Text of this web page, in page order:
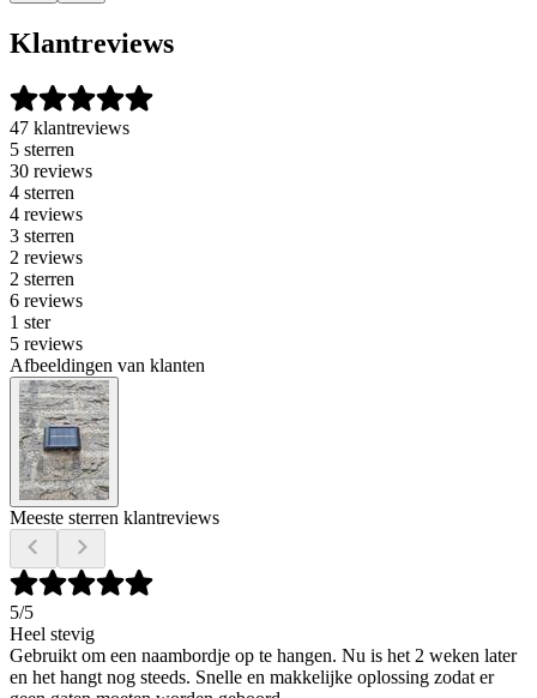
Klantreviews
47 klantreviews
5 sterren
30 reviews
4 sterren
4 reviews
3 sterren
2 reviews
2 sterren
6 reviews
1 ster
5 reviews
Afbeeldingen van klanten
Meeste sterren klantreviews
5/5
Heel stevig
Gebruikt om een naambordje op te hangen. Nu is het 2 weken later
en het hangt nog steeds. Snelle en makkelijke oplossing zodat er